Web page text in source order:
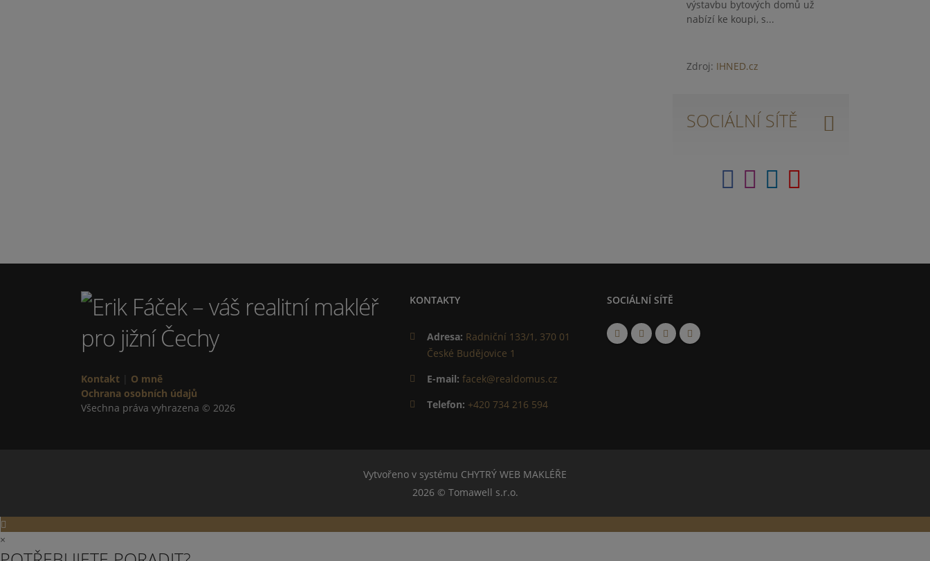
výstavbu bytových domů už
nabízí ke koupi, s...
Zdroj: IHNED.cz
SOCIÁLNÍ SÍTĚ
Kontakt
O mně
Ochrana osobních údajů
Všechna práva vyhrazena © 2026
KONTAKTY
Adresa: Radniční 133/1, 370 01
České Budějovice 1
E-mail: facek@realdomus.cz
Telefon: +420 734 216 594
SOCIÁLNÍ SÍTĚ
Vytvořeno v systému CHYTRÝ WEB MAKLÉŘE
2026 © Tomawell s.r.o.
×